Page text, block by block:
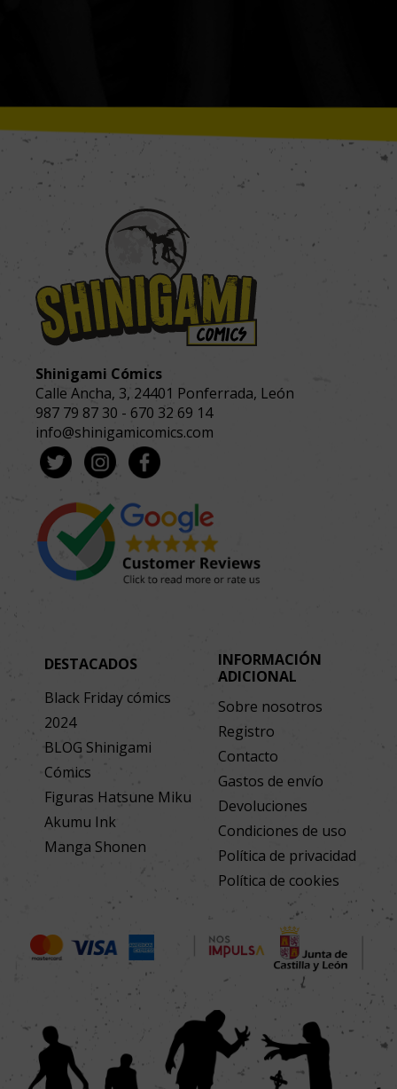
Shinigami Cómics
Calle Ancha, 3, 24401 Ponferrada, León
987 79 87 30 - 670 32 69 14
info@shinigamicomics.com
DESTACADOS
Black Friday cómics
2024
BLOG Shinigami
Cómics
Figuras Hatsune Miku
Akumu Ink
Manga Shonen
INFORMACIÓN
ADICIONAL
Sobre nosotros
Registro
Contacto
Gastos de envío
Devoluciones
Condiciones de uso
Política de privacidad
Política de cookies